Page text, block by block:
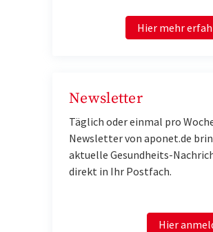
Hier mehr
Newsletter
Täglich oder einmal pro
Newsletter von aponet.de
aktuelle Gesundheits-
direkt in Ihr Postfach.
Hier